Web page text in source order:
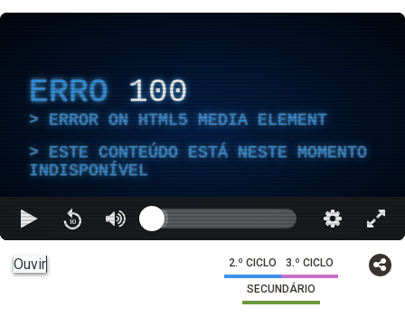
ERRO 100
ERROR ON HTML5 MEDIA ELEMENT
ESTE CONTEÚDO ESTÁ NESTE MOMENTO
INDISPONÍVEL
Ouvir 2.º CICLO 3.º CICLO
SECUNDÁRIO